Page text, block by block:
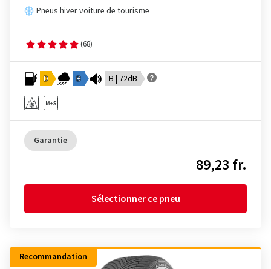
Pneus hiver voiture de tourisme
(68)
D B B | 72dB
Garantie
89,23 fr.
Sélectionner ce pneu
Recommandation